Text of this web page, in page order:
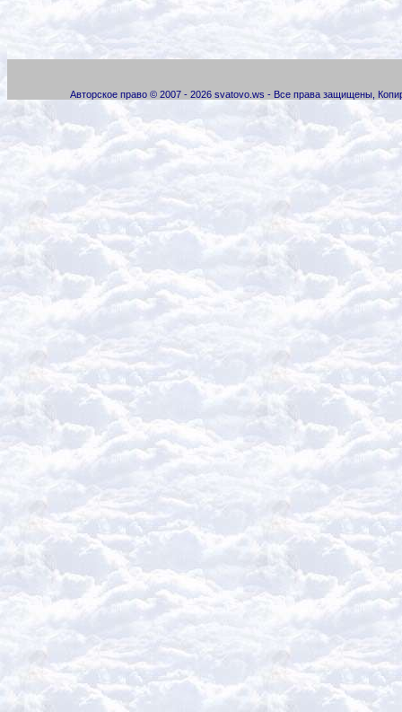
Авторское право © 2007 - 2026 svatovo.ws - Все права защищены,